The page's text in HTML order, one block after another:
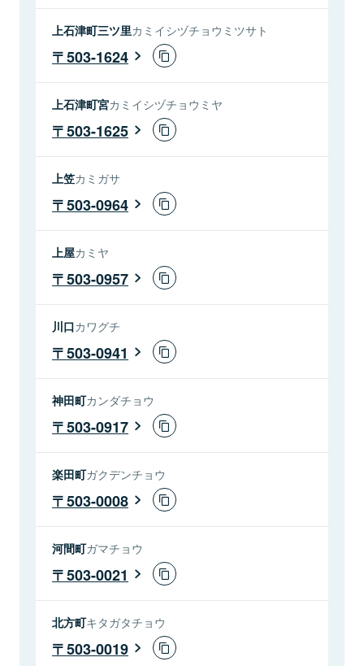
上石津町三ツ里カミイシヅチョウミツサト
503-1624
上石津町宮カミイシヅチョウミヤ
503-1625
上笠カミガサ
503-0964
上屋カミヤ
503-0957
川口カワグチ
503-0941
神田町カンダチョウ
503-0917
楽田町ガクデンチョウ
503-0008
河間町ガマチョウ
503-0021
北方町キタガタチョウ
503-0019